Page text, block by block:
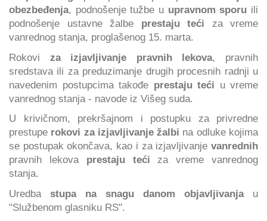
obezbeđenja, podnošenje tužbe u upravnom sporu ili
podnošenje ustavne žalbe prestaju teći za vreme
vanrednog stanja, proglašenog 15. marta.
Rokovi za izjavljivanje pravnih lekova, pravnih
sredstava ili za preduzimanje drugih procesnih radnji u
navedenim postupcima takođe prestaju teći u vreme
vanrednog stanja - navode iz Višeg suda.
U krivičnom, prekršajnom i postupku za privredne
prestupe rokovi za izjavljivanje žalbi na odluke kojima
se postupak okončava, kao i za izjavljivanje vanrednih
pravnih lekova prestaju teći za vreme vanrednog
stanja.
Uredba stupa na snagu danom objavljivanjau
"Službenom glasniku RS".